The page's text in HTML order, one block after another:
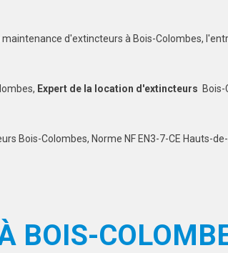
d'extincteurs à Bois-Colombes,
Expert de la location d'extincteurs
Bois-Colombes, Norme NF EN3-7-CE Hauts-
BOIS-